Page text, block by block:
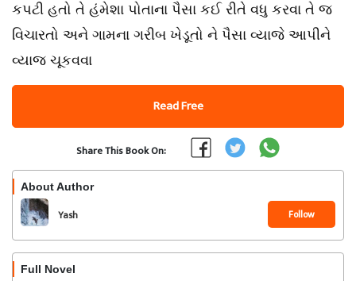
કપટી હતો તે હંમેશા પોતાના પૈસા કઈ રીતે વધુ કરવા તે જ
વિચારતો અને ગામના ગરીબ ખેડૂતો ને પૈસા વ્યાજે આપીને
વ્યાજ ચૂકવવા
Read Free
Share This Book On:
About Author
Yash Follow
Full Novel